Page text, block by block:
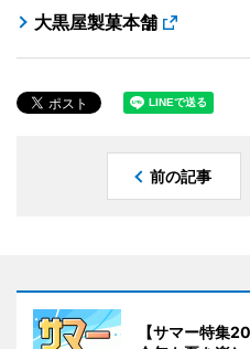
大黒屋製菓本舗
前の記事
【サマー特集